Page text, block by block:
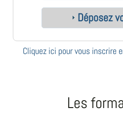
Déposez
Cliquez ici pour vous inscrire
Les